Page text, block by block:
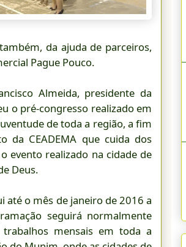
da ajuda de parceiros,
Pague Pouco.
Almeida, presidente da
o pré-congresso realizado em
de toda a região, a fim
da CEADEMA que cuida dos
evento realizado na cidade de
Deus.
até o mês de janeiro de 2016 a
seguirá normalmente
trabalhos mensais em toda a